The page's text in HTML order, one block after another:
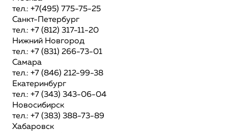
тел.: +7(495) 775-75-25
Санкт-Петербург
тел.: +7 (812) 317-11-20
Нижний Новгород
тел.: +7 (831) 266-73-01
Самара
тел.: +7 (846) 212-99-38
Екатеринбург
тел.: +7 (343) 343-06-04
Новосибирск
тел.: +7 (383) 388-73-89
Хабаровск